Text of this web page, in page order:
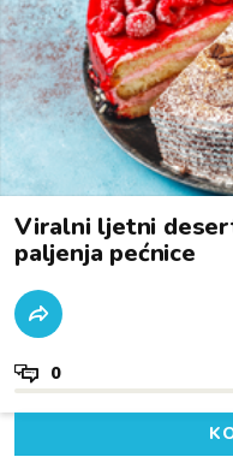
Viralni ljetni
paljenja pećnice
0